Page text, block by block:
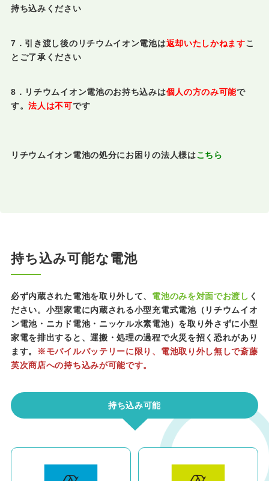
持ち込みください
7．引き渡し後のリチウムイオン電池は返却いたしかねますこ
とご了承ください
8．リチウムイオン電池のお持ち込みは個人の方のみ可能で
す。法人は不可です
リチウムイオン電池の処分にお困りの法人様はこちら
持ち込み可能な電池
必ず内蔵された電池を取り外して、 電池のみを対面でお渡し く
ださい。小型家電に内蔵される小型充電式電池（リチウムイオ
ン電池・ニカド電池・ニッケル水素電池）を取り外さずに小型
家電を排出すると、運搬・処理の過程で火災を招く恐れがあり
ます。
※モバイルバッテリーに限り、電池取り外し無しで斎藤
英次商店への持ち込みが可能です。
持ち込み可能